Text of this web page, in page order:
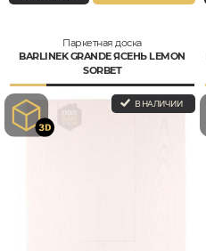
Паркетная доска
BARLINEK GRANDE ЯСЕНЬ LEMON
SORBET
В НАЛИЧИИ